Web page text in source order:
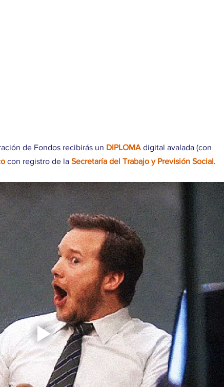
de Fondos recibirás un DIPLOMA digital avalada (con
con registro de la Secretaría del Trabajo y Previsión Social.